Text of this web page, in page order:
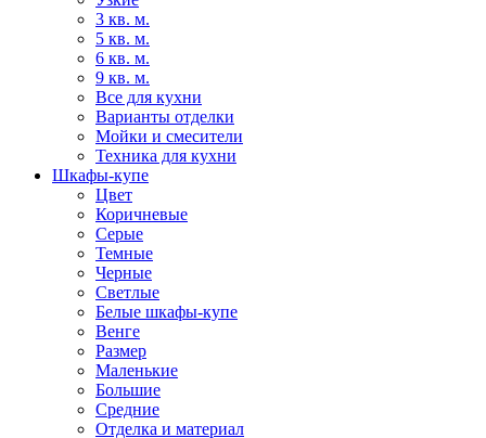
3 кв. м.
5 кв. м.
6 кв. м.
9 кв. м.
Все для кухни
Варианты отделки
Мойки и смесители
Техника для кухни
Шкафы-купе
Цвет
Коричневые
Серые
Темные
Черные
Светлые
Белые шкафы-купе
Венге
Размер
Маленькие
Большие
Средние
Отделка и материал